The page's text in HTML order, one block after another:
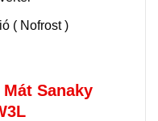
( Nofrost )
Sanaky